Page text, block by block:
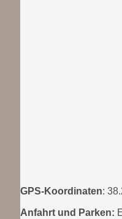
GPS-Koordinaten:
Anfahrt und Parken: